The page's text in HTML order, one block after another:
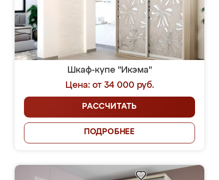
Шкаф-купе "Икэма"
Цена: от 34 000 руб.
РАССЧИТАТЬ
ПОДРОБНЕЕ